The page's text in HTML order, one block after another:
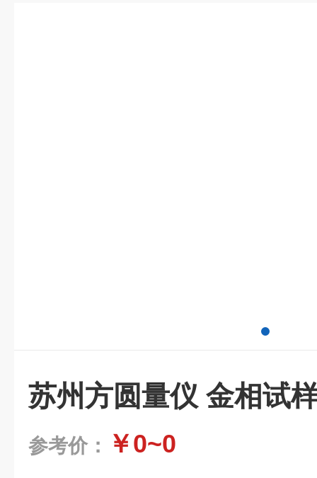
苏州方圆量仪 金相试
参考价： ￥0~0